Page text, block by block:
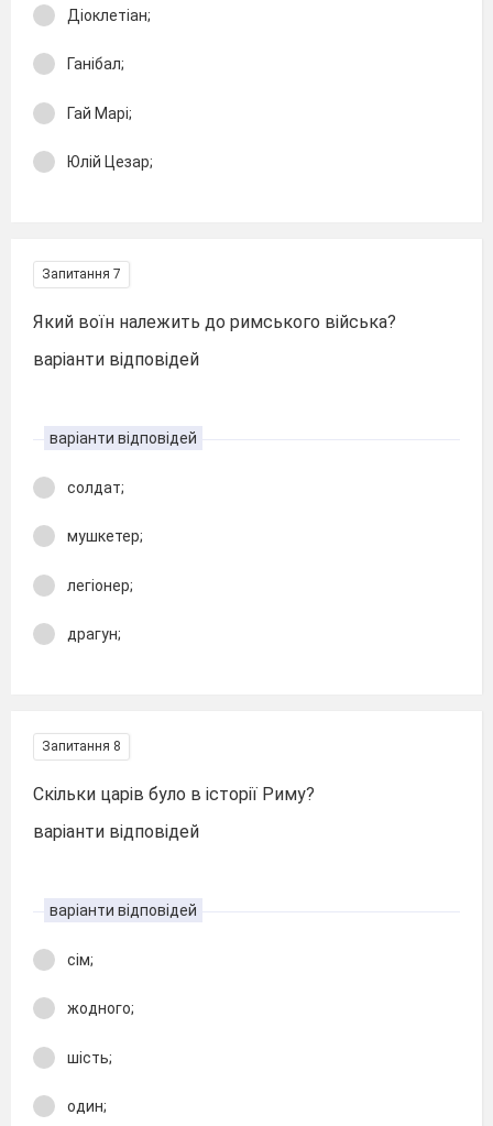
Діоклетіан;
Ганібал;
Гай Марі;
Юлій Цезар;
Запитання 7
Який воїн належить до римського війська?
варіанти відповідей
варіанти відповідей
солдат;
мушкетер;
легіонер;
драгун;
Запитання 8
Скільки царів було в історії Риму?
варіанти відповідей
варіанти відповідей
сім;
жодного;
шість;
один;